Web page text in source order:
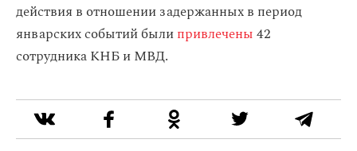
действия в отношении задержанных в период
январских событий былипривлечены42
сотрудника КНБ и МВД.